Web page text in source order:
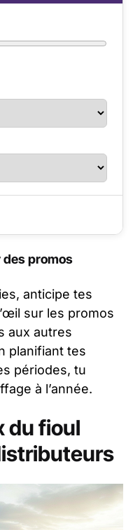
promos
anticipe tes
sur les promos
aux autres
planifiant tes
périodes, tu
à l’année.
du fioul